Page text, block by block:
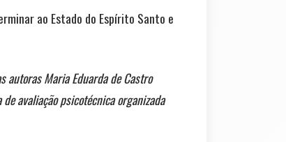
ao Estado do Espírito Santo e
Maria Eduarda de Castro
avaliação psicotécnica organizada